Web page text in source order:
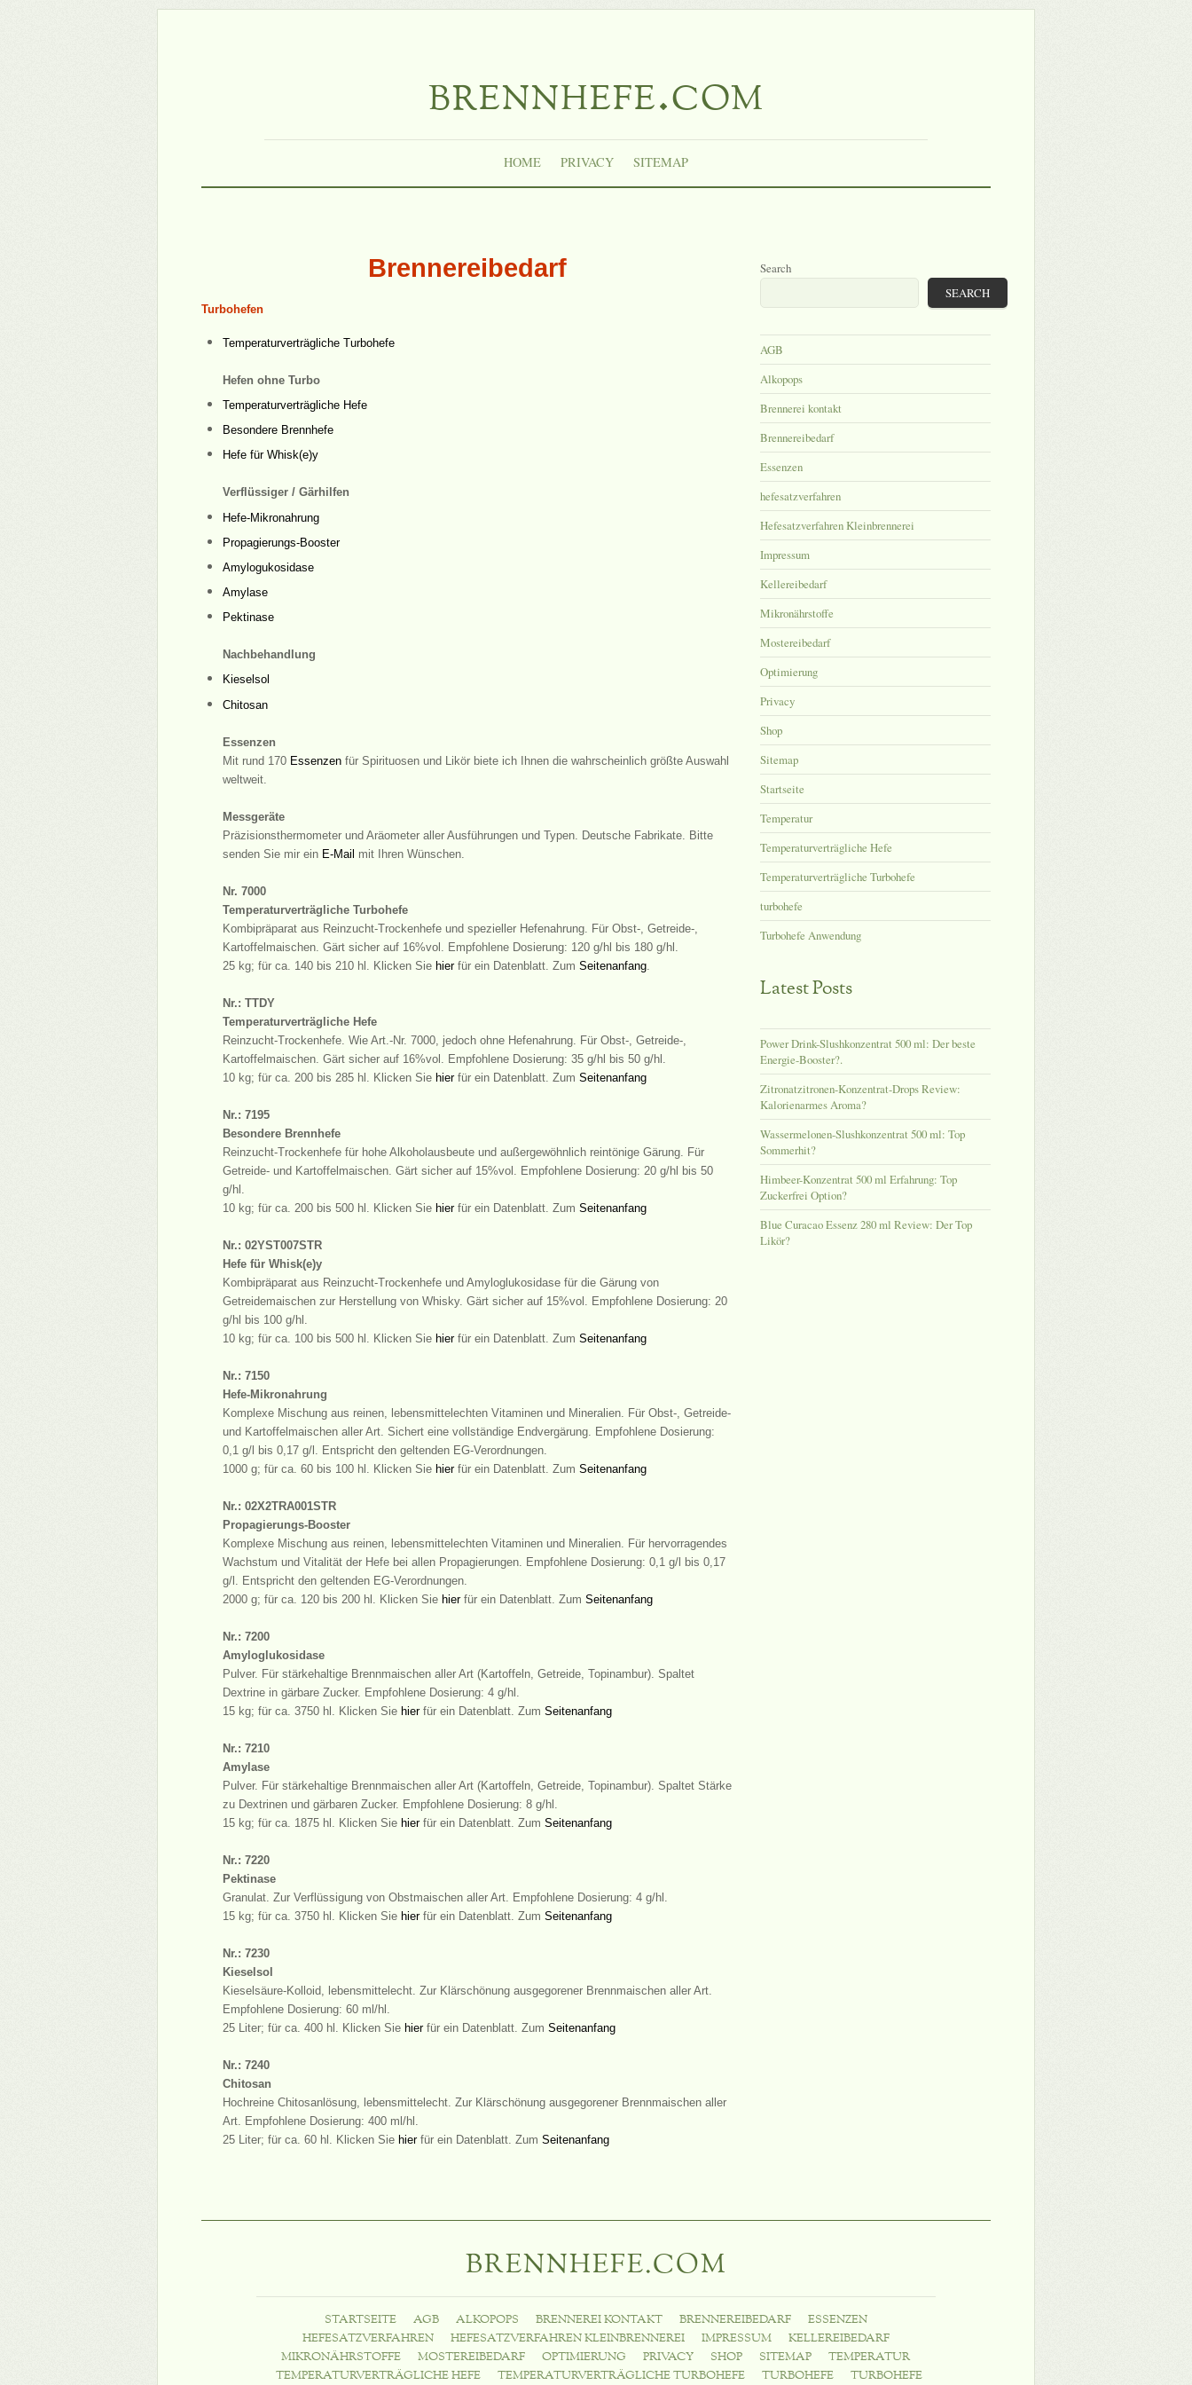
brennhefe.com
HOME PRIVACY SITEMAP
Brennereibedarf
Turbohefen
Temperaturverträgliche Turbohefe
Hefen ohne Turbo
Temperaturverträgliche Hefe
Besondere Brennhefe
Hefe für Whisk(e)y
Verflüssiger / Gärhilfen
Hefe-Mikronahrung
Propagierungs-Booster
Amylogukosidase
Amylase
Pektinase
Nachbehandlung
Kieselsol
Chitosan
Essenzen
Mit rund 170 Essenzen für Spirituosen und Likör biete ich Ihnen die wahrscheinlich größte Auswahl
weltweit.
Messgeräte
Präzisionsthermometer und Aräometer aller Ausführungen und Typen. Deutsche Fabrikate. Bitte
senden Sie mir ein E-Mail mit Ihren Wünschen.
Nr. 7000
Temperaturverträgliche Turbohefe
Kombipräparat aus Reinzucht-Trockenhefe und spezieller Hefenahrung. Für Obst-, Getreide-,
Kartoffelmaischen. Gärt sicher auf 16%vol. Empfohlene Dosierung: 120 g/hl bis 180 g/hl.
25 kg; für ca. 140 bis 210 hl. Klicken Sie hierfür ein Datenblatt. Zum Seitenanfang
Nr.: TTDY
Temperaturverträgliche Hefe
Reinzucht-Trockenhefe. Wie Art.-Nr. 7000, jedoch ohne Hefenahrung. Für Obst-, Getreide-,
Kartoffelmaischen. Gärt sicher auf 16%vol. Empfohlene Dosierung: 35 g/hl bis 50 g/hl.
10 kg; für ca. 200 bis 285 hl. Klicken Sie hierfür ein Datenblatt. Zum Seitenanfang
Nr.: 7195
Besondere Brennhefe
Reinzucht-Trockenhefe für hohe Alkoholausbeute und außergewöhnlich reintönige Gärung. Für
Getreide- und Kartoffelmaischen. Gärt sicher auf 15%vol. Empfohlene Dosierung: 20 g/hl bis 50
g/hl.
10 kg; für ca. 200 bis 500 hl. Klicken Sie hierfür ein Datenblatt. Zum Seitenanfang
Nr.: 02YST007STR
Hefe für Whisk(e)y
Kombipräparat aus Reinzucht-Trockenhefe und Amyloglukosidase für die Gärung von
Getreidemaischen zur Herstellung von Whisky. Gärt sicher auf 15%vol. Empfohlene Dosierung: 20
g/hl bis 100 g/hl.
10 kg; für ca. 100 bis 500 hl. Klicken Sie hierfür ein Datenblatt. Zum Seitenanfang
Nr.: 7150
Hefe-Mikronahrung
Komplexe Mischung aus reinen, lebensmittelechten Vitaminen und Mineralien. Für Obst-, Getreide-
und Kartoffelmaischen aller Art. Sichert eine vollständige Endvergärung. Empfohlene Dosierung:
0,1 g/l bis 0,17 g/l. Entspricht den geltenden EG-Verordnungen.
1000 g; für ca. 60 bis 100 hl. Klicken Sie hierfür ein Datenblatt. Zum Seitenanfang
Nr.: 02X2TRA001STR
Propagierungs-Booster
Komplexe Mischung aus reinen, lebensmittelechten Vitaminen und Mineralien. Für hervorragendes
Wachstum und Vitalität der Hefe bei allen Propagierungen. Empfohlene Dosierung: 0,1 g/l bis 0,17
g/l. Entspricht den geltenden EG-Verordnungen.
2000 g; für ca. 120 bis 200 hl. Klicken Sie hierfür ein Datenblatt. Zum Seitenanfang
Nr.: 7200
Amyloglukosidase
Pulver. Für stärkehaltige Brennmaischen aller Art (Kartoffeln, Getreide, Topinambur). Spaltet
Dextrine in gärbare Zucker. Empfohlene Dosierung: 4 g/hl.
15 kg; für ca. 3750 hl. Klicken Sie hierfür ein Datenblatt. Zum Seitenanfang
Nr.: 7210
Amylase
Pulver. Für stärkehaltige Brennmaischen aller Art (Kartoffeln, Getreide, Topinambur). Spaltet Stärke
zu Dextrinen und gärbaren Zucker. Empfohlene Dosierung: 8 g/hl.
15 kg; für ca. 1875 hl. Klicken Sie hierfür ein Datenblatt. Zum Seitenanfang
Nr.: 7220
Pektinase
Granulat. Zur Verflüssigung von Obstmaischen aller Art. Empfohlene Dosierung: 4 g/hl.
15 kg; für ca. 3750 hl. Klicken Sie hierfür ein Datenblatt. Zum Seitenanfang
Nr.: 7230
Kieselsol
Kieselsäure-Kolloid, lebensmittelecht. Zur Klärschönung ausgegorener Brennmaischen aller Art.
Empfohlene Dosierung: 60 ml/hl.
25 Liter; für ca. 400 hl. Klicken Sie hierfür ein Datenblatt. Zum Seitenanfang
Nr.: 7240
Chitosan
Hochreine Chitosanlösung, lebensmittelecht. Zur Klärschönung ausgegorener Brennmaischen aller
Art. Empfohlene Dosierung: 400 ml/hl.
25 Liter; für ca. 60 hl. Klicken Sie hierfür ein Datenblatt. Zum Seitenanfang
Search
SEARCH
AGB
Alkopops
Brennerei kontakt
Brennereibedarf
Essenzen
hefesatzverfahren
Hefesatzverfahren Kleinbrennerei
Impressum
Kellereibedarf
Mikronährstoffe
Mostereibedarf
Optimierung
Privacy
Shop
Sitemap
Startseite
Temperatur
Temperaturverträgliche Hefe
Temperaturverträgliche Turbohefe
turbohefe
Turbohefe Anwendung
Latest Posts
Power Drink-Slushkonzentrat 500 ml: Der beste
Energie-Booster?.
Zitronatzitronen-Konzentrat-Drops Review:
Kalorienarmes Aroma?
Wassermelonen-Slushkonzentrat 500 ml: Top
Sommerhit?
Himbeer-Konzentrat 500 ml Erfahrung: Top
Zuckerfrei Option?
Blue Curacao Essenz 280 ml Review: Der Top
Likör?
BRENNHEFE.COM
STARTSEITE AGB ALKOPOPS BRENNEREI KONTAKT BRENNEREIBEDARF
ESSENZEN
HEFESATZVERFAHREN
HEFESATZVERFAHREN KLEINBRENNEREI IMPRESSUM
KELLEREIBEDARF
MIKRONÄHRSTOFFE
MOSTEREIBEDARF OPTIMIERUNG PRIVACY SHOP SITEMAP
TEMPERATUR
TEMPERATURVERTRÄGLICHE HEFE
TEMPERATURVERTRÄGLICHE TURBOHEFE TURBOHEFE TURBOHEFE